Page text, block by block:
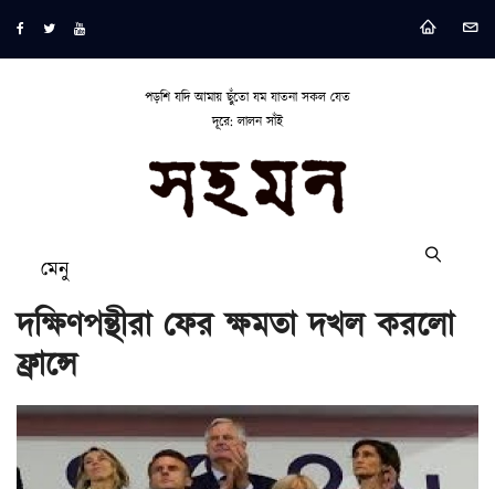
পড়শি যদি আমায় ছুঁতো যম যাতনা সকল যেত
দূরে: লালন সাঁই
মেনু
দক্ষিণপন্থীরা ফের ক্ষমতা দখল করলো
ফ্রান্সে